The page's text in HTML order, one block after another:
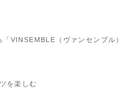
VINSEMBLE（ヴァンセンブル）
を楽しむ